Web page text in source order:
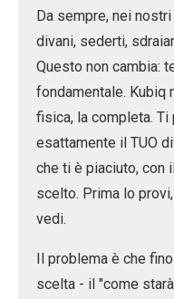
Da sempre, nei
divani, sederti,
Questo non cambia:
fondamentale.
fisica, la completa.
esattamente il TUO
che ti è piaciuto, con
scelto. Prima lo
vedi.
Il problema è che
scelta - il "come